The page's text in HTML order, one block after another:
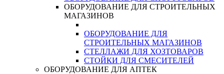
ОБОРУДОВАНИЕ ДЛЯ СТРОИТЕЛЬНЫХ
МАГАЗИНОВ
ОБОРУДОВАНИЕ ДЛЯ
СТРОИТЕЛЬНЫХ МАГАЗИНОВ
СТЕЛЛАЖИ ДЛЯ ХОЗТОВАРОВ
СТОЙКИ ДЛЯ СМЕСИТЕЛЕЙ
ОБОРУДОВАНИЕ ДЛЯ АПТЕК